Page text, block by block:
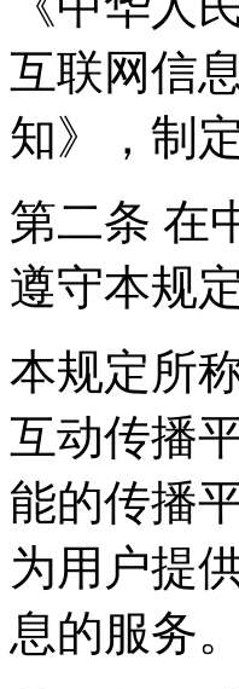
互联网信
知》，制
第二条 在
遵守本规定
本规定所
互动传播
能的传播
为用户提
息的服务。